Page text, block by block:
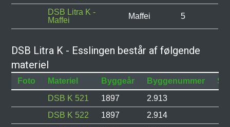
DSB Litra K -
Maffei
Maffei 5
DSB Litra K - Esslingen består af følgende
materiel
Foto Materiel Byggeår Byggenummer
DSB K 521
1897
2.913
DSB K 522
1897
2.914